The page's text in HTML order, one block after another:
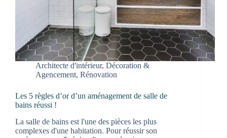
Architecte d'intérieur, Décoration &
Agencement, Rénovation
Les 5 règles d’or d’un aménagement de salle de
bains réussi !
La salle de bains est l'une des pièces les plus
complexes d'une habitation. Pour réussir son